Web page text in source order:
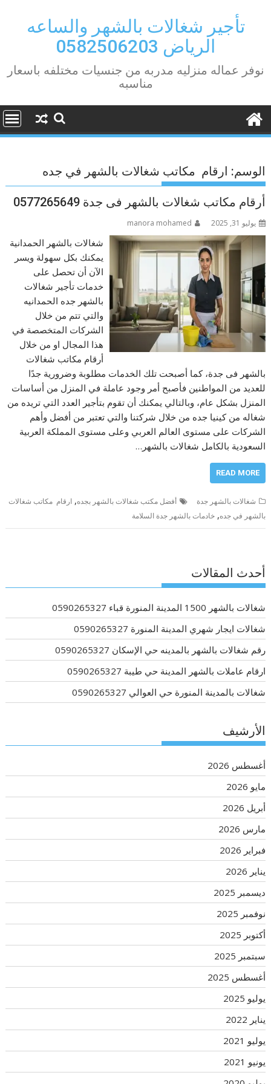
contentتأجير شغالات بالشهر والساعه
الرياض 0582506203
نوفر عماله منزليه مدربه من جنسيات مختلفه باسعار
مناسبه
الوسم: ارقام مكاتب شغالات بالشهر في جده
أرقام مكاتب شغالات بالشهر فى جدة 0577265649
يوليو 31, 2025 manora mohamed
شغالات بالشهر الحمدانية
يمكنك بكل سهولة ويسر
الآن أن تحصل على
خدمات تأجير شغالات
بالشهر جده الحمدانيه
والتي تتم من خلال
الشركات المتخصصة في
هذا المجال او من خلال
أرقام مكاتب شغالات
بالشهر فى جدة، كما أصبحت تلك الخدمات مطلوبة وضرورية جدًا
للعديد من المواطنين فأصبح أمر وجود عاملة في المنزل من أساسات
المنزل بشكل عام، وبالتالي يمكنك أن تقوم بتأجير العدد التي تريده من
شغاله من كينيا جده من خلال شركتنا والتي تعتبر من أفضل وأهم
الشركات على مستوى العالم العربي وعلى مستوى المملكة العربية
السعودية بالكامل شغالات بالشهر…
READ MORE
شغالات بالشهر جدة أفضل مكتب شغالات بالشهر بجده,ارقام مكاتب شغالات
بالشهر في جده,خادمات بالشهر جدة السلامة
أحدث المقالات
شغالات بالشهر 1500 المدينة المنورة قباء 0590265327
شغالات ايجار شهري المدينة المنورة 0590265327
رقم شغالات بالشهر بالمدينه حي الإسكان 0590265327
ارقام عاملات بالشهر المدينة حي طيبة 0590265327
شغالات بالمدينة المنورة حي العوالي 0590265327
الأرشيف
أغسطس 2026
مايو 2026
أبريل 2026
مارس 2026
فبراير 2026
يناير 2026
ديسمبر 2025
نوفمبر 2025
أكتوبر 2025
سبتمبر 2025
أغسطس 2025
يوليو 2025
يناير 2022
يوليو 2021
يونيو 2021